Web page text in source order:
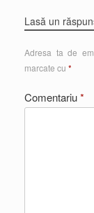
Lasă un
Adresa ta de
marcate cu *
Comentariu*